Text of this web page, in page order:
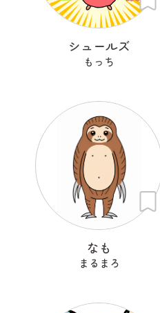
シュールズ
もっち
なも
まるまろ